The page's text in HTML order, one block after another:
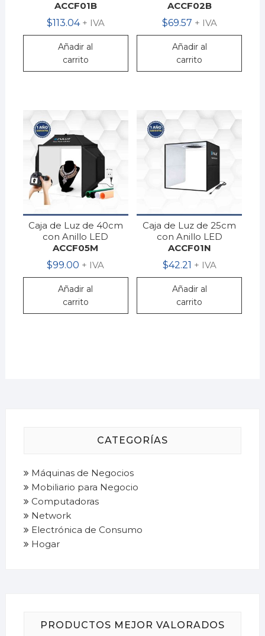
ACCF01B
$113.04 + IVA
Añadir al
carrito
ACCF02B
$69.57 + IVA
Añadir al
carrito
Caja de Luz de 40cm
con Anillo LED
ACCF05M
$99.00 + IVA
Añadir al
carrito
Caja de Luz de 25cm
con Anillo LED
ACCF01N
$42.21 + IVA
Añadir al
carrito
CATEGORÍAS
Máquinas de Negocios
Mobiliario para Negocio
Computadoras
Network
Electrónica de Consumo
Hogar
PRODUCTOS MEJOR VALORADOS